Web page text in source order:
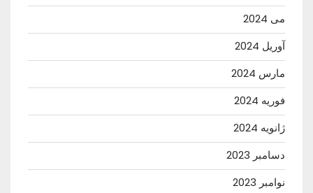
می 2024
آوریل 2024
مارس 2024
فوریه 2024
ژانویه 2024
دسامبر 2023
نوامبر 2023